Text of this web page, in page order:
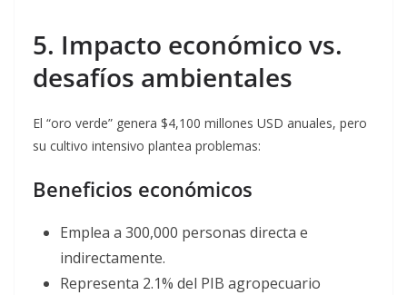
5. Impacto económico vs.
desafíos ambientales
El “oro verde” genera $4,100 millones USD anuales, pero
su cultivo intensivo plantea problemas:
Beneficios económicos
Emplea a 300,000 personas directa e
indirectamente.
Representa 2.1% del PIB agropecuario